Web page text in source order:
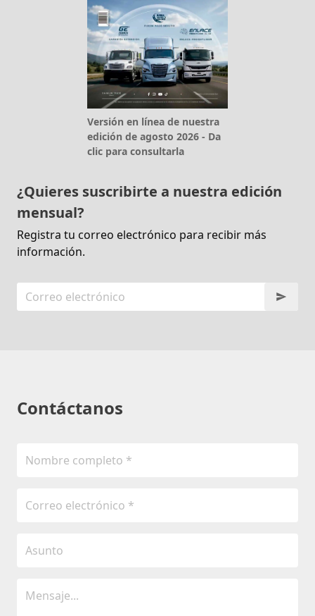
Versión en línea de nuestra
edición de agosto 2026 - Da
clic para consultarla
¿Quieres suscribirte a nuestra edición
mensual?
Registra tu correo electrónico para recibir más
información.
Contáctanos